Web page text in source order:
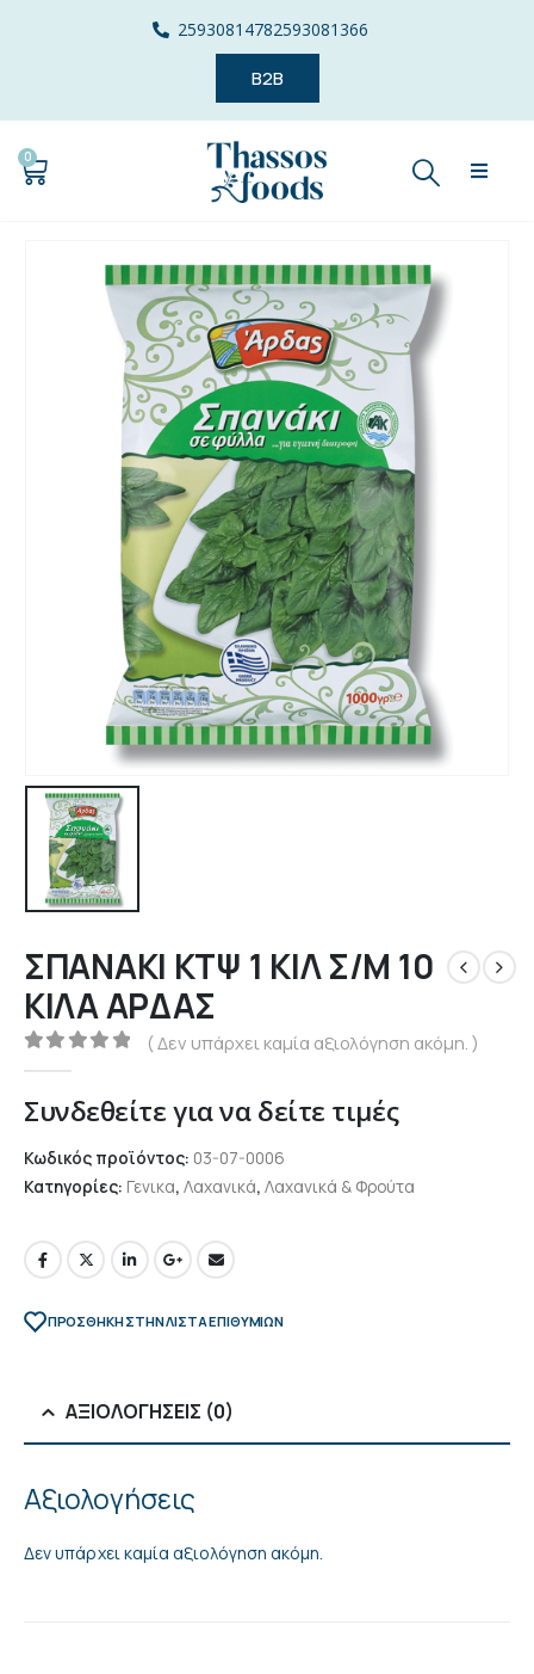
25930814782593081366
B2B
0
ΣΠΑΝΑΚΙ ΚΤΨ 1 ΚΙΛ Σ/Μ 10
ΚΙΛΑ ΑΡΔΑΣ
0out of 5
( Δεν υπάρχει καμία αξιολόγηση ακόμη. )
Συνδεθείτε για να δείτε τιμές
Κωδικός προϊόντος: 03-07-0006
Κατηγορίες: Γενικα, Λαχανικά, Λαχανικά & Φρούτα
ΠΡΌΣΘΉΚΗ ΣΤΗΝ ΛΊΣΤΑ ΕΠΙΘΥΜΙΏΝ
ΑΞΙΟΛΟΓΉΣΕΙΣ (0)
Αξιολογήσεις
Δεν υπάρχει καμία αξιολόγηση ακόμη.